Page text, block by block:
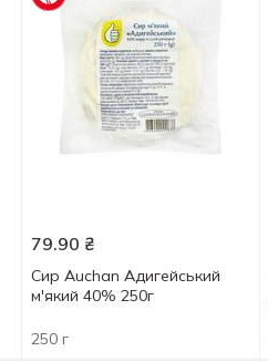
79.90 ₴
Сир Auchan Адигейський
м'який 40% 250г
250 г